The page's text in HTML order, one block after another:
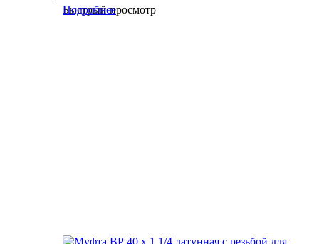
Быстрый просмотр
Подробнее